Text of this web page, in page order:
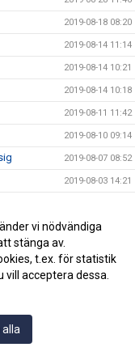
2019-08-18 08:20
2019-08-14 11:14
2019-08-14 10:21
2019-08-14 10:18
2019-08-11 11:42
2019-08-10 09:14
2019-08-07 08:52
2019-08-03 14:21
2019-07-22 14:01
2019-07-04 08:02
2019-07-01 14:32
vi nödvändiga
stänga av.
t.ex. för statistik
acceptera dessa.